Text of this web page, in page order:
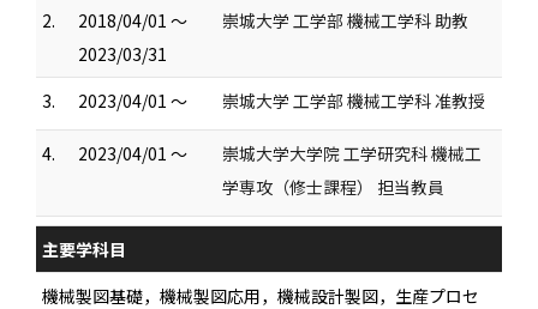
2.
2018/04/01 ～
2023/03/31
崇城大学 工学部 機械工学科 助教
3. 2023/04/01 ～ 崇城大学 工学部 機械工学科 准教授
4. 2023/04/01 ～
崇城大学大学院 工学研究科 機械工
学専攻（修士課程） 担当教員
主要学科目
機械製図基礎，機械製図応用，機械設計製図，生産プロセ